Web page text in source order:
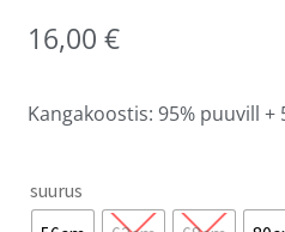
16,00 €
Kangakoostis: 95% puuvill +
suurus